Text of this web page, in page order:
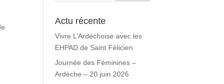
Actu récente
Vivre L’Ardéchoise avec les
EHPAD de Saint Félicien
Journée des Féminines –
Ardèche – 20 juin 2026